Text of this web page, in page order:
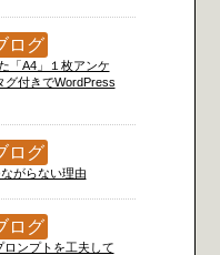
ログ
「A4」１枚アンケ
グ付きでWordPress
ログ
がらない理由
ログ
ンプトを工夫して